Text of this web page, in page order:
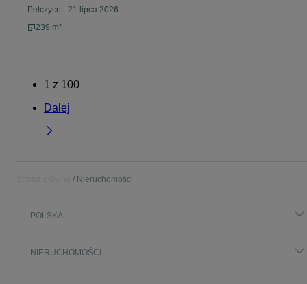
Pełczyce - 21 lipca 2026
239 m²
1 z 100
Dalej
Nieruchomości
POLSKA
NIERUCHOMOŚCI